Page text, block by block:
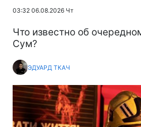
03:32 06.08.2026 Чт
Что известно об
Сум?
ЭДУАРД ТКАЧ